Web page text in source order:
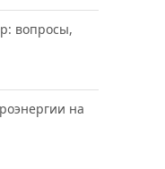
вопросы,
на